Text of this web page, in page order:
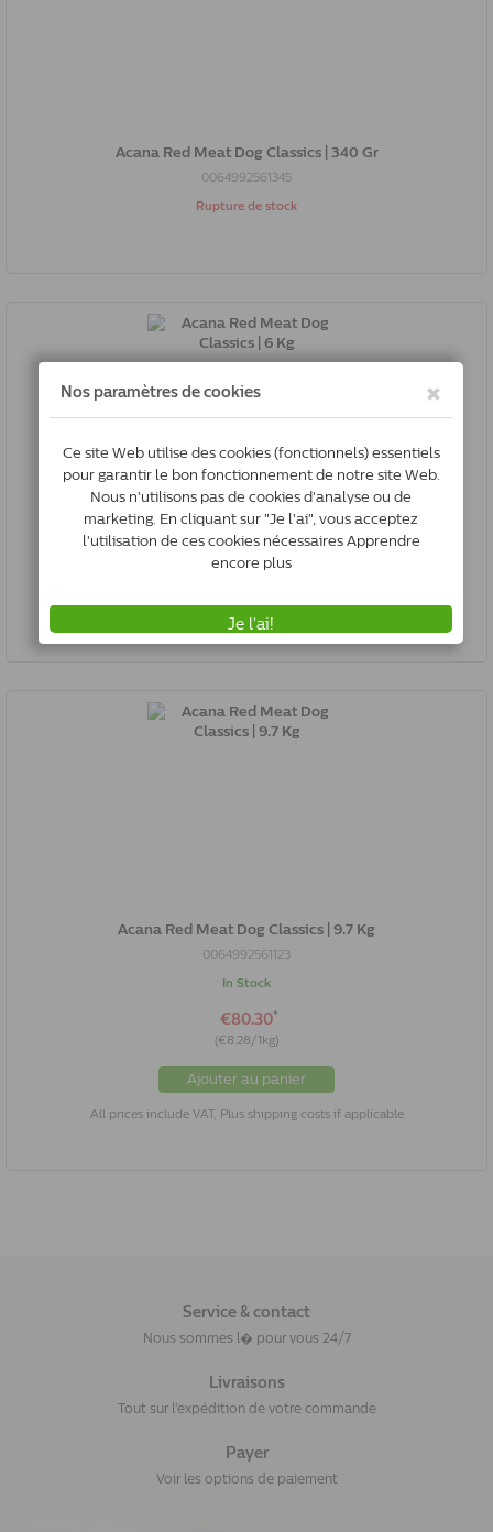
Acana Red Meat Dog Classics | 340 Gr
0064992561345
Rupture de stock
Acana Red Meat Dog Classics | 6 Kg
0064992561604
Acana Red Meat Dog Classics | 9.7 Kg
0064992561123
In Stock
€80.30*
(€8.28/1kg)
Ajouter au panier
All prices include VAT, Plus shipping costs if applicable
Service & contact
Nous sommes l� pour vous 24/7
Livraisons
Tout sur l'expédition de votre commande
Payer
Voir les options de paiement